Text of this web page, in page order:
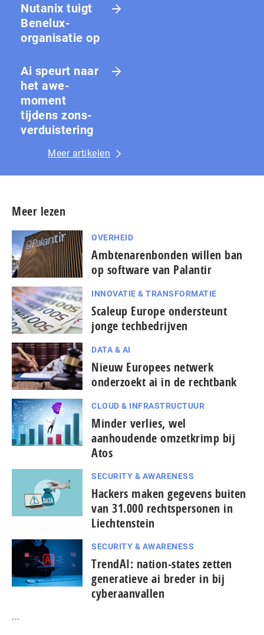
Nutanix tuigt
Benelux-
organisatie op
Ai speurt naar
het awe-
moment
tijdens zons­
ver­duis­te­ring
Meer artikelen
Meer lezen
OVERHEID
Amb­te­na­ren­bon­den willen ban
op software van Palantir
INNOVATIE & TRANSFORMATIE
Scaleup Europe ondersteunt
jonge techbedrijven
DATA & AI
Nieuw Europees netwerk
onderzoekt ai in de rechtbank
CLOUD & INFRASTRUCTUUR
Minder verlies, wel
aanhoudende omzetkrimp bij
Atos
SECURITY & AWARENESS
Hackers maken gegevens buiten
van 31.000 rechtspersonen in
Liechtenstein
SECURITY & AWARENESS
TrendAI: nation-states zetten
generatieve ai breder in bij
cyberaanvallen
...